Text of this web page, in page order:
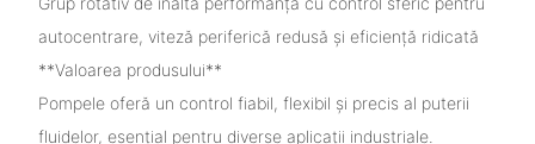
autocentrare, viteză periferică redusă și eficiență ridicată
**Valoarea produsului**
Pompele oferă un control fiabil, flexibil și precis al puterii
fluidelor, esențial pentru diverse aplicații industriale.